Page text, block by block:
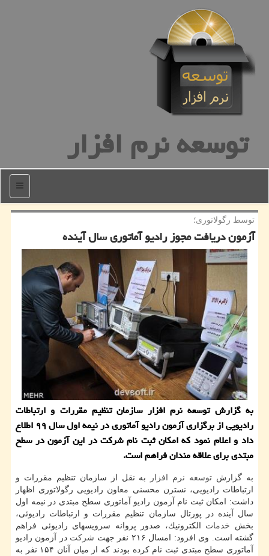
توسعه نرم افزار
منو
توسط رگولاتوری؛
آزمون دریافت مجوز رادیو آماتوری سال آینده
به گزارش توسعه نرم افزار سازمان تنظیم مقررات و ارتباطات
رادیویی از برگزاری آزمون رادیو آماتوری در نیمه اول سال ۹۹ اطلاع
داد و اعلام نمود كه امكان ثبت نام شركت در این آزمون در سطح
مبتدی برای علاقه مندان فراهم است.
به گزارش توسعه نرم افزار
به نقل از سازمان تنظیم مقررات و
ارتباطات رادیویی، نسترن محسنی معاون رادیویی رگولاتوری اظهار
داشت: امكان ثبت نام آزمون رادیو آماتوری سطح مبتدی در نیمه اول
سال آینده در پورتال سازمان تنظیم مقررات و ارتباطات رادیوئی،
بخش خدمات الكترونیك، صدور پروانه سرویسهای رادیوئی فراهم
گشته است. وی افزود: امسال ۲۱۶ نفر جهت
شركت در آزمون رادیو
آماتوری سطح مبتدی ثبت نام كرده بودند كه از میان آنان ۱۵۴ نفر به